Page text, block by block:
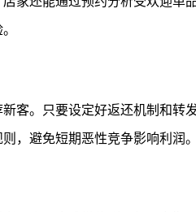
客。只要设定好返还机制和转发
，避免短期恶性竞争影响利润。